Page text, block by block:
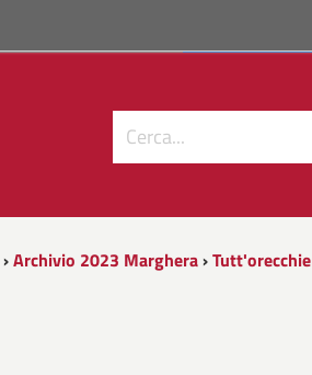
›Archivio 2023 Marghera›Tutt'orecchie